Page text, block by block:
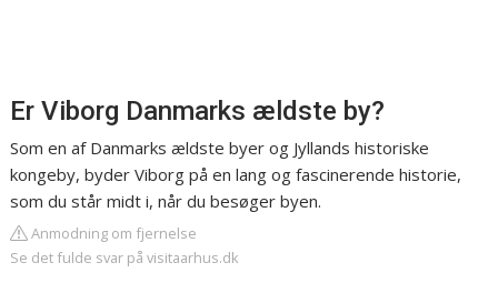
Er Viborg Danmarks ældste by?
Som en af Danmarks ældste byer og Jyllands historiske
kongeby, byder Viborg på en lang og fascinerende historie,
som du står midt i, når du besøger byen.
Anmodning om fjernelse
Se det fulde svar på visitaarhus.dk